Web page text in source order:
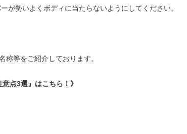
勢いよくボディに当たらないようにしてください。
称等をご紹介しております。
点3選』はこちら！》